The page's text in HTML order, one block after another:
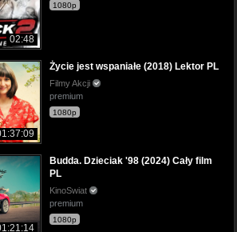
02:48
1080p
Życie jest wspaniałe (2018) Lektor PL
Filmy Akcji
premium
1080p
Budda. Dzieciak '98 (2024) Cały film
PL
KinoSwiat
premium
1080p